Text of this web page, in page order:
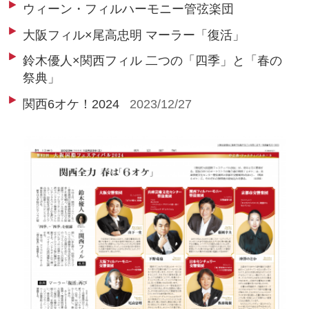
ウィーン・フィルハーモニー管弦楽団
大阪フィル×尾高忠明 マーラー「復活」
鈴木優人×関西フィル 二つの「四季」と「春の
祭典」
関西6オケ！2024
2023/12/27